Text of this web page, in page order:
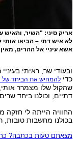
אריק סיני: "השיר, והאיש
לא איש דתי – הביאו אותי
אשא עיניי אל ההרים, מאין
ובעודי שר, ראיתי
כדי להמחיש את הביחד של
שהקול שלו מצמרר
דתיים, וכולנו ביחד
החוויה הייתה לי חזקה
בכולנו מחשבות טובות,
מצאתם טעות בכתבה?